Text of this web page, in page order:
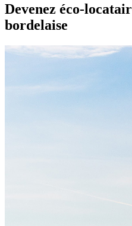
Devenez éco-
bordelaise